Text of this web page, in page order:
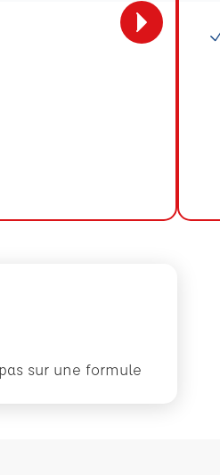
sur une formule